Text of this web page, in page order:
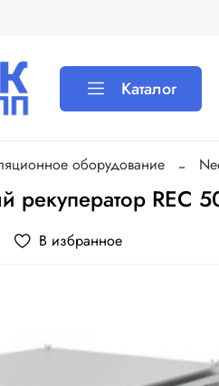
Каталог
оборудование
рекуператор REC
В избранное